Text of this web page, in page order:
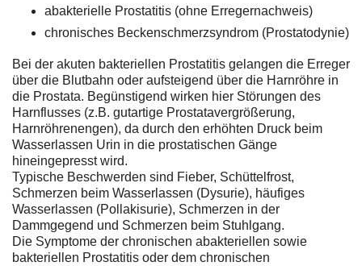
abakterielle Prostatitis (ohne Erregernachweis)
chronisches Beckenschmerzsyndrom (Prostatodynie)
Bei der akuten bakteriellen Prostatitis gelangen die Erreger
über die Blutbahn oder aufsteigend über die Harnröhre in
die Prostata. Begünstigend wirken hier Störungen des
Harnflusses (z.B. gutartige Prostatavergrößerung,
Harnröhrenengen), da durch den erhöhten Druck beim
Wasserlassen Urin in die prostatischen Gänge
hineingepresst wird.
Typische Beschwerden sind Fieber, Schüttelfrost,
Schmerzen beim Wasserlassen (Dysurie), häufiges
Wasserlassen (Pollakisurie), Schmerzen in der
Dammgegend und Schmerzen beim Stuhlgang.
Die Symptome der chronischen abakteriellen sowie
bakteriellen Prostatitis oder dem chronischen